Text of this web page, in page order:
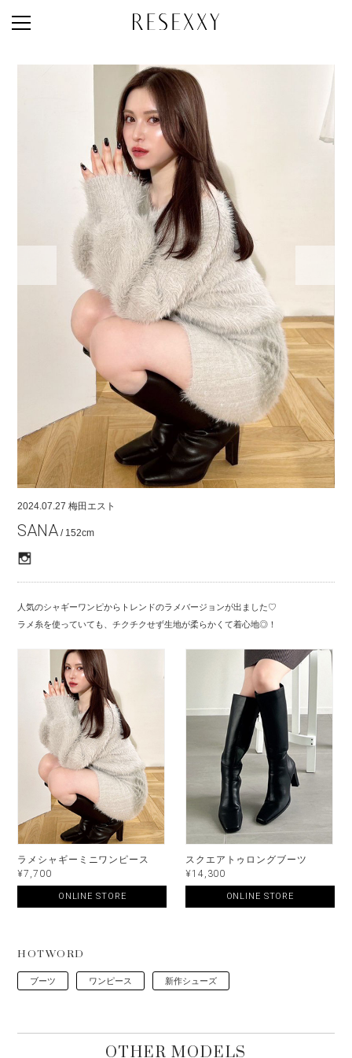
2024.07.27 梅田エスト
SANA / 152cm
人気のシャギーワンピからトレンドのラメバージョンが出ました♡
ラメ糸を使っていても、チクチクせず生地が柔らかくて着心地◎！
ラメシャギーミニワンピース
¥7,700
ONLINE STORE
スクエアトゥロングブーツ
¥14,300
ONLINE STORE
HOTWORD
ブーツ ワンピース 新作シューズ
OTHER MODELS
NEW ARRIVAL
STYLE PHOTO
CONCEPT
ONLINE STORE
CONTACT
RECRUIT
FOR BUSINESS PARTNER